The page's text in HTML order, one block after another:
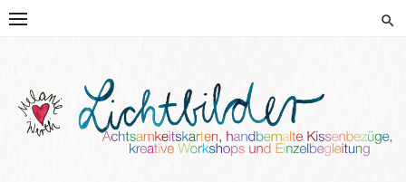
Skip
HANDGEMALTE KISSEN UND
KREATIVE BEGLEITUNG